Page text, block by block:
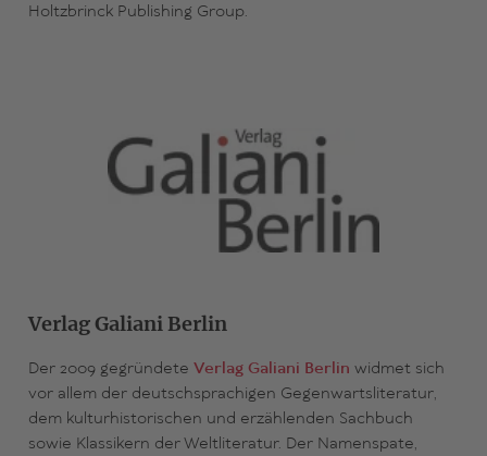
Holtzbrinck Publishing Group.
Verlag Galiani Berlin
Der 2009 gegründete Verlag Galiani Berlin widmet sich
vor allem der deutschsprachigen Gegenwartsliteratur,
dem kulturhistorischen und erzählenden Sachbuch
sowie Klassikern der Weltliteratur. Der Namenspate,